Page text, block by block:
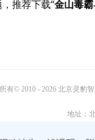
推荐下载“金山毒
有© 2010 - 2026 北京灵豹
地址：